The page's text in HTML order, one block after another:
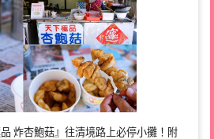
炸杏鮑菇』往清境路上必停小攤！附